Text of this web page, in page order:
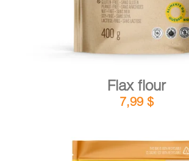
Flax flour
7,99 $